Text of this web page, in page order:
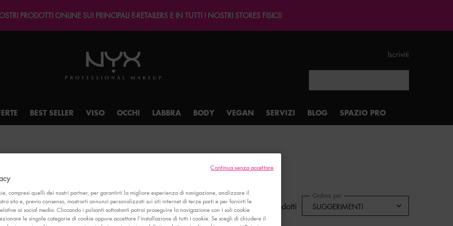
PRODOTTI ONLINE SUI PRINCIPALI E-RETAILERS E IN TUTTI I NOSTRI STORES FISICI!
Iscriviti
BEST SELLER VISO OCCHI LABBRA BODY VEGAN SERVIZI BLOG SPAZIO PRO
Mostra 4 Prodotti
Ordina per
compresi quelli dei nostri partner, per garantirti la migliore esperienza di navigazione, analizzare il
sito e, previo consenso, mostrarti annunci personalizzati sui siti internet di terze parti e per fornirti le
ai social media. Cliccando i pulsanti sottostanti potrai proseguire la navigazione con i soli cookie
le singole categorie di cookie oppure accettare l’installazione di tutti i cookie. Se scegli di chiudere il
Continua senza accettare